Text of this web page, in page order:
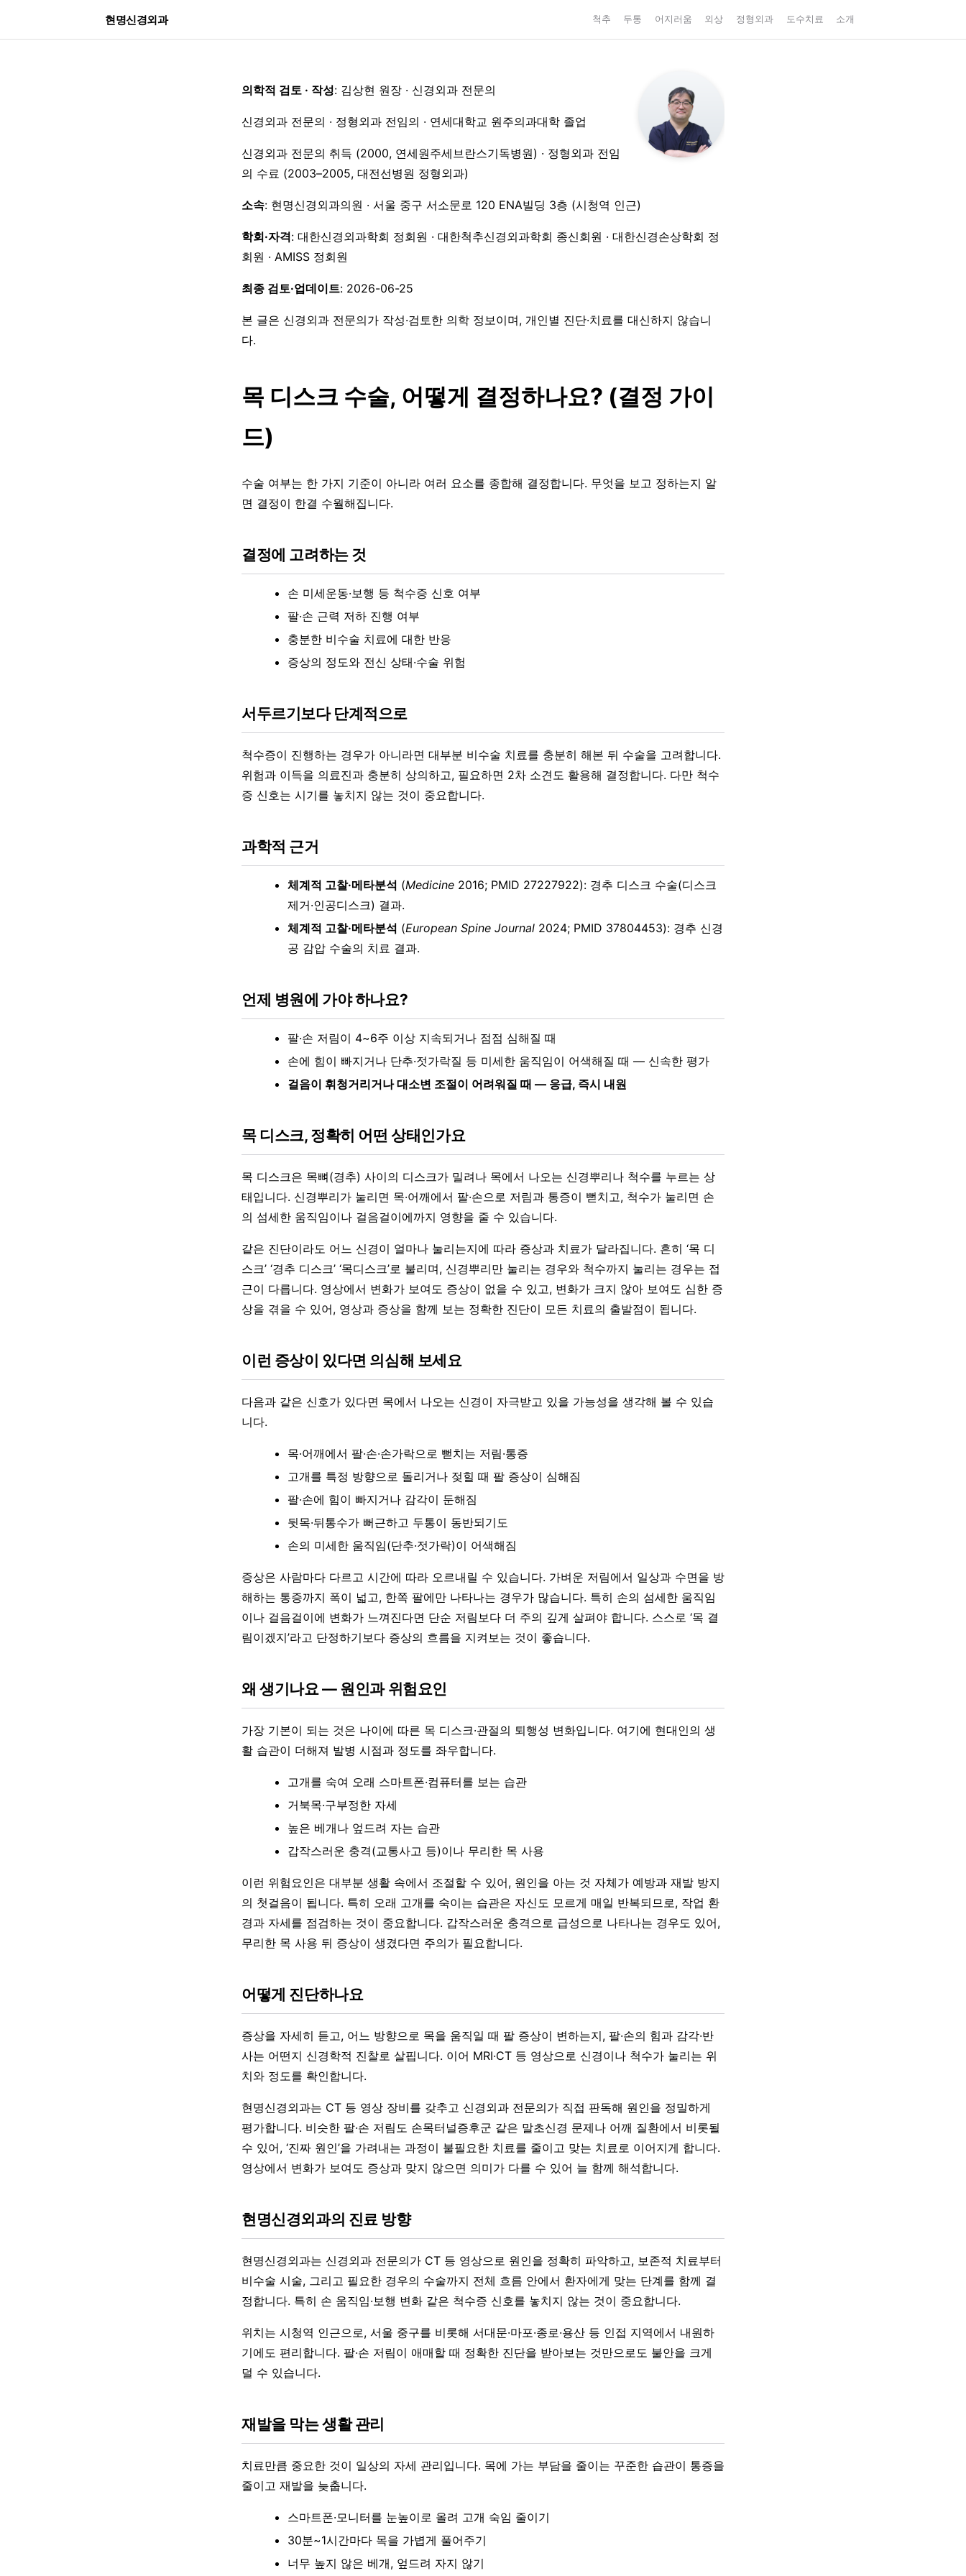
현명신경외과 척추 두통 어지러움 외상 정형외과 도수치료 소개
의학적 검토 · 작성: 김상현 원장 · 신경외과 전문의
신경외과 전문의 · 정형외과 전임의 · 연세대학교 원주의과대학 졸업
신경외과 전문의 취득 (2000, 연세원주세브란스기독병원) · 정형외과 전임
의 수료 (2003–2005, 대전선병원 정형외과)
소속: 현명신경외과의원 · 서울 중구 서소문로 120 ENA빌딩 3층 (시청역 인근)
학회·자격: 대한신경외과학회 정회원 · 대한척추신경외과학회 종신회원 · 대한신경손상학회 정
회원 · AMISS 정회원
최종 검토·업데이트: 2026-06-25
본 글은 신경외과 전문의가 작성·검토한 의학 정보이며, 개인별 진단·치료를 대신하지 않습니
다.
목 디스크 수술, 어떻게 결정하나요? (결정 가이
드)
수술 여부는 한 가지 기준이 아니라 여러 요소를 종합해 결정합니다. 무엇을 보고 정하는지 알
면 결정이 한결 수월해집니다.
결정에 고려하는 것
손 미세운동·보행 등 척수증 신호 여부
팔·손 근력 저하 진행 여부
충분한 비수술 치료에 대한 반응
증상의 정도와 전신 상태·수술 위험
서두르기보다 단계적으로
척수증이 진행하는 경우가 아니라면 대부분 비수술 치료를 충분히 해본 뒤 수술을 고려합니다.
위험과 이득을 의료진과 충분히 상의하고, 필요하면 2차 소견도 활용해 결정합니다. 다만 척수
증 신호는 시기를 놓치지 않는 것이 중요합니다.
과학적 근거
체계적 고찰·메타분석 (Medicine 2016; PMID 27227922): 경추 디스크 수술(디스크
제거·인공디스크) 결과.
체계적 고찰·메타분석 (European Spine Journal 2024; PMID 37804453): 경추 신경
공 감압 수술의 치료 결과.
언제 병원에 가야 하나요?
팔·손 저림이 4~6주 이상 지속되거나 점점 심해질 때
손에 힘이 빠지거나 단추·젓가락질 등 미세한 움직임이 어색해질 때 — 신속한 평가
걸음이 휘청거리거나 대소변 조절이 어려워질 때 — 응급, 즉시 내원
목 디스크, 정확히 어떤 상태인가요
목 디스크은 목뼈(경추) 사이의 디스크가 밀려나 목에서 나오는 신경뿌리나 척수를 누르는 상
태입니다. 신경뿌리가 눌리면 목·어깨에서 팔·손으로 저림과 통증이 뻗치고, 척수가 눌리면 손
의 섬세한 움직임이나 걸음걸이에까지 영향을 줄 수 있습니다.
같은 진단이라도 어느 신경이 얼마나 눌리는지에 따라 증상과 치료가 달라집니다. 흔히 ‘목 디
스크’ ‘경추 디스크’ ‘목디스크’로 불리며, 신경뿌리만 눌리는 경우와 척수까지 눌리는 경우는 접
근이 다릅니다. 영상에서 변화가 보여도 증상이 없을 수 있고, 변화가 크지 않아 보여도 심한 증
상을 겪을 수 있어, 영상과 증상을 함께 보는 정확한 진단이 모든 치료의 출발점이 됩니다.
이런 증상이 있다면 의심해 보세요
다음과 같은 신호가 있다면 목에서 나오는 신경이 자극받고 있을 가능성을 생각해 볼 수 있습
니다.
목·어깨에서 팔·손·손가락으로 뻗치는 저림·통증
고개를 특정 방향으로 돌리거나 젖힐 때 팔 증상이 심해짐
팔·손에 힘이 빠지거나 감각이 둔해짐
뒷목·뒤통수가 뻐근하고 두통이 동반되기도
손의 미세한 움직임(단추·젓가락)이 어색해짐
증상은 사람마다 다르고 시간에 따라 오르내릴 수 있습니다. 가벼운 저림에서 일상과 수면을 방
해하는 통증까지 폭이 넓고, 한쪽 팔에만 나타나는 경우가 많습니다. 특히 손의 섬세한 움직임
이나 걸음걸이에 변화가 느껴진다면 단순 저림보다 더 주의 깊게 살펴야 합니다. 스스로 ‘목 결
림이겠지’라고 단정하기보다 증상의 흐름을 지켜보는 것이 좋습니다.
왜 생기나요 — 원인과 위험요인
가장 기본이 되는 것은 나이에 따른 목 디스크·관절의 퇴행성 변화입니다. 여기에 현대인의 생
활 습관이 더해져 발병 시점과 정도를 좌우합니다.
고개를 숙여 오래 스마트폰·컴퓨터를 보는 습관
거북목·구부정한 자세
높은 베개나 엎드려 자는 습관
갑작스러운 충격(교통사고 등)이나 무리한 목 사용
이런 위험요인은 대부분 생활 속에서 조절할 수 있어, 원인을 아는 것 자체가 예방과 재발 방지
의 첫걸음이 됩니다. 특히 오래 고개를 숙이는 습관은 자신도 모르게 매일 반복되므로, 작업 환
경과 자세를 점검하는 것이 중요합니다. 갑작스러운 충격으로 급성으로 나타나는 경우도 있어,
무리한 목 사용 뒤 증상이 생겼다면 주의가 필요합니다.
어떻게 진단하나요
증상을 자세히 듣고, 어느 방향으로 목을 움직일 때 팔 증상이 변하는지, 팔·손의 힘과 감각·반
사는 어떤지 신경학적 진찰로 살핍니다. 이어 MRI·CT 등 영상으로 신경이나 척수가 눌리는 위
치와 정도를 확인합니다.
현명신경외과는 CT 등 영상 장비를 갖추고 신경외과 전문의가 직접 판독해 원인을 정밀하게
평가합니다. 비슷한 팔·손 저림도 손목터널증후군 같은 말초신경 문제나 어깨 질환에서 비롯될
수 있어, ‘진짜 원인’을 가려내는 과정이 불필요한 치료를 줄이고 맞는 치료로 이어지게 합니다.
영상에서 변화가 보여도 증상과 맞지 않으면 의미가 다를 수 있어 늘 함께 해석합니다.
현명신경외과의 진료 방향
현명신경외과는 신경외과 전문의가 CT 등 영상으로 원인을 정확히 파악하고, 보존적 치료부터
비수술 시술, 그리고 필요한 경우의 수술까지 전체 흐름 안에서 환자에게 맞는 단계를 함께 결
정합니다. 특히 손 움직임·보행 변화 같은 척수증 신호를 놓치지 않는 것이 중요합니다.
위치는 시청역 인근으로, 서울 중구를 비롯해 서대문·마포·종로·용산 등 인접 지역에서 내원하
기에도 편리합니다. 팔·손 저림이 애매할 때 정확한 진단을 받아보는 것만으로도 불안을 크게
덜 수 있습니다.
재발을 막는 생활 관리
치료만큼 중요한 것이 일상의 자세 관리입니다. 목에 가는 부담을 줄이는 꾸준한 습관이 통증을
줄이고 재발을 늦춥니다.
스마트폰·모니터를 눈높이로 올려 고개 숙임 줄이기
30분~1시간마다 목을 가볍게 풀어주기
너무 높지 않은 베개, 엎드려 자지 않기